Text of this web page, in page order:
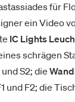
für
ein Video
IC Lights
schrägen
S2; die
und F2; die